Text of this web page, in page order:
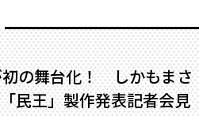
初の舞台化！ しかもまさ
民王」製作発表記者会見